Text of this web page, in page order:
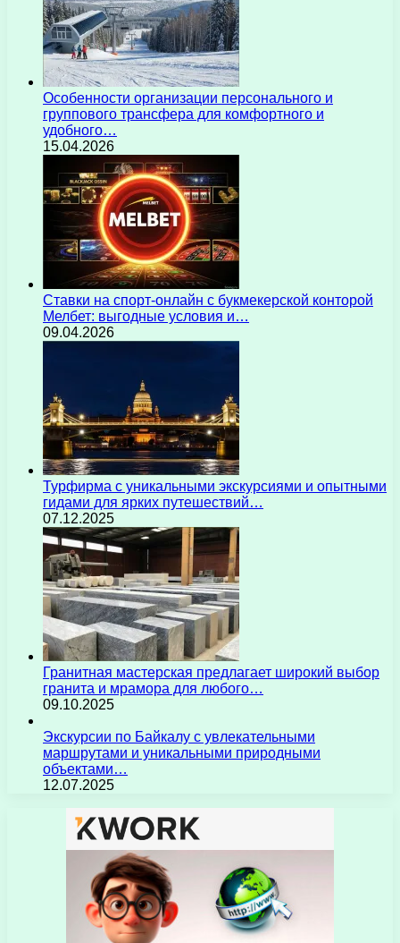
Особенности организации персонального и
группового трансфера для комфортного и
удобного…
15.04.2026
Ставки на спорт-онлайн с букмекерской конторой
Мелбет: выгодные условия и…
09.04.2026
Турфирма с уникальными экскурсиями и опытными
гидами для ярких путешествий…
07.12.2025
Гранитная мастерская предлагает широкий выбор
гранита и мрамора для любого…
09.10.2025
Экскурсии по Байкалу с увлекательными
маршрутами и уникальными природными
объектами…
12.07.2025